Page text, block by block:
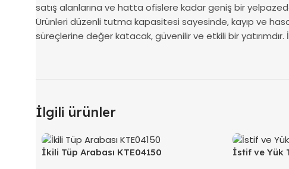
satış alanlarına ve hatta ofislere kadar geniş bir
Ürünleri düzenli tutma kapasitesi sayesinde, kayıp ve
süreçlerine değer katacak, güvenilir ve etkili bir
İlgili ürünler
İkili Tüp Arabası KTE04150
İstif ve Yük